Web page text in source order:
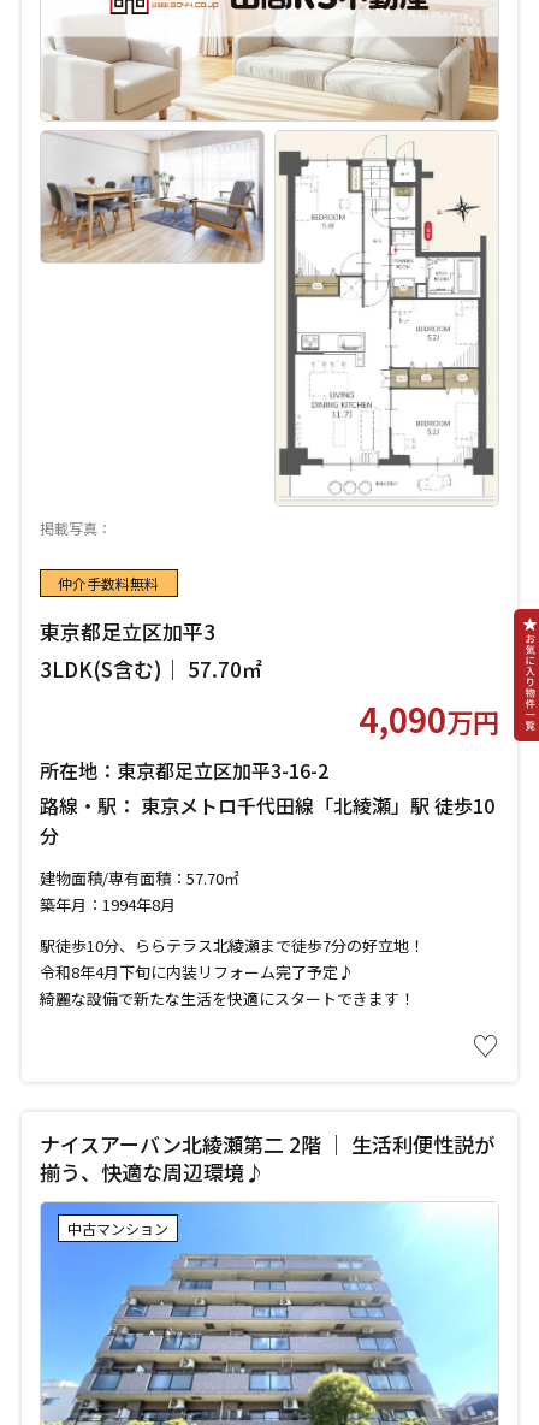
掲載写真：
仲介手数料無料
東京都足立区加平3
3LDK(S含む)｜ 57.70㎡
4,090万円
所在地：東京都足立区加平3-16-2
路線・駅： 東京メトロ千代田線「北綾瀬」駅 徒歩10
分
建物面積/専有面積：57.70㎡
築年月：1994年8月
駅徒歩10分、ららテラス北綾瀬まで徒歩7分の好立地！
令和8年4月下旬に内装リフォーム完了予定♪
綺麗な設備で新たな生活を快適にスタートできます！
♡
ナイスアーバン北綾瀬第二 2階 ｜ 生活利便性説が
揃う、快適な周辺環境♪
中古マンション